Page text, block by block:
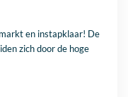
en instapklaar! De
zich door de hoge